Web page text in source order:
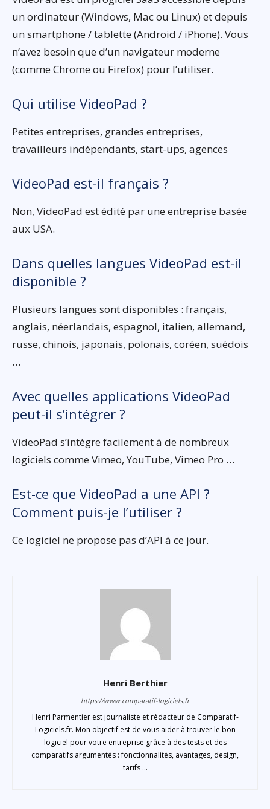
un ordinateur (Windows, Mac ou Linux) et depuis
un smartphone / tablette (Android / iPhone). Vous
n’avez besoin que d’un navigateur moderne
(comme Chrome ou Firefox) pour l’utiliser.
Qui utilise VideoPad ?
Petites entreprises, grandes entreprises,
travailleurs indépendants, start-ups, agences
VideoPad est-il français ?
Non, VideoPad est édité par une entreprise basée
aux USA.
Dans quelles langues VideoPad est-il
disponible ?
Plusieurs langues sont disponibles : français,
anglais, néerlandais, espagnol, italien, allemand,
russe, chinois, japonais, polonais, coréen, suédois
…
Avec quelles applications VideoPad
peut-il s’intégrer ?
VideoPad s’intègre facilement à de nombreux
logiciels comme Vimeo, YouTube, Vimeo Pro …
Est-ce que VideoPad a une API ?
Comment puis-je l’utiliser ?
Ce logiciel ne propose pas d’API à ce jour.
Henri Berthier
https://www.comparatif-logiciels.fr
Henri Parmentier est journaliste et rédacteur de Comparatif-
Logiciels.fr. Mon objectif est de vous aider à trouver le bon
logiciel pour votre entreprise grâce à des tests et des
comparatifs argumentés : fonctionnalités, avantages, design,
tarifs ...